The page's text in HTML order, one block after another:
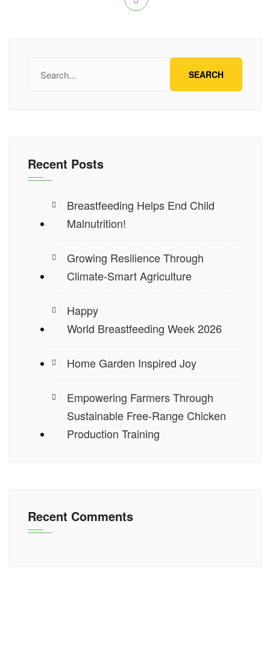
SEARCH
Recent Posts
Breastfeeding Helps End Child
Malnutrition!
Growing Resilience Through
Climate-Smart Agriculture
Happy
World Breastfeeding Week 2026
Home Garden Inspired Joy
Empowering Farmers Through
Sustainable Free-Range Chicken
Production Training
Recent Comments